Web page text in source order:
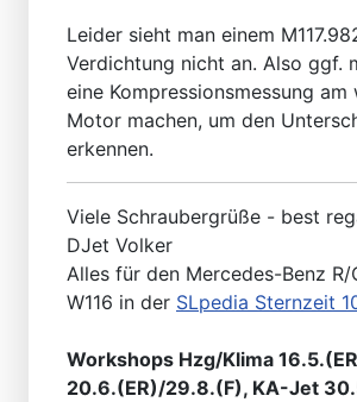
Leider sieht man einem
Verdichtung nicht an. Also ggf.
eine Kompressionsmessung am
Motor machen, um den
erkennen.
Viele Schraubergrüße - best
DJet Volker
Alles für den Mercedes-Benz R/
W116 in der SLpedia Sternzeit
Workshops Hzg/Klima
20.6.(ER)/29.8.(F), KA-Jet